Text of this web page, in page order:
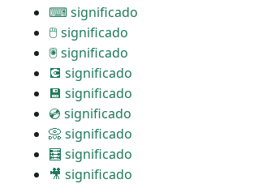
⌨ significado
🖱 significado
🖲 significado
💽 significado
💾 significado
💿 significado
📀 significado
🧮 significado
🎥 significado